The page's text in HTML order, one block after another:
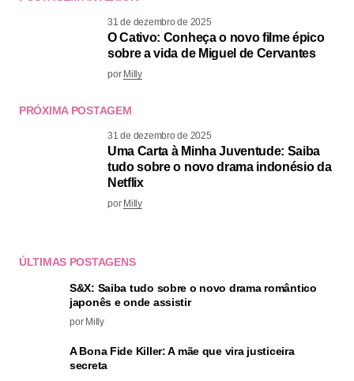
31 de dezembro de 2025
O Cativo: Conheça o novo filme épico
sobre a vida de Miguel de Cervantes
por Milly
PRÓXIMA POSTAGEM
31 de dezembro de 2025
Uma Carta à Minha Juventude: Saiba
tudo sobre o novo drama indonésio da
Netflix
por Milly
ÚLTIMAS POSTAGENS
S&X: Saiba tudo sobre o novo drama romântico
japonês e onde assistir
por Milly
A Bona Fide Killer: A mãe que vira justiceira
secreta